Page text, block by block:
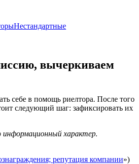
Нестандартные
вычеркиваем
себе в помощь риелтора. После того
следующий шаг: зафиксировать их
информационный характер.
репутация компании»)